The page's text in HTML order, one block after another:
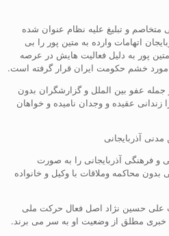
متخاصم و تبلیغ علیه نظام عنوان شده
اتهامات وارده به متین پور را بی
پور به دلیل فعالیت هایش در عرصه
مورد خشم حکومت ایران قرار گرفته است.
جمله عفو بین الملل و گزارشگران بدون
زندانی عقیده و وجدان نامیده و خواهان
آذربایجانی
و فرهنگی آذربایجانی را به صورت
محاکمه وملاقات با وکیل و خانواده
علی حسین نژاد اصل فعال حرکت ملی
خبری مطلق از وضعیت او به سر می برند.